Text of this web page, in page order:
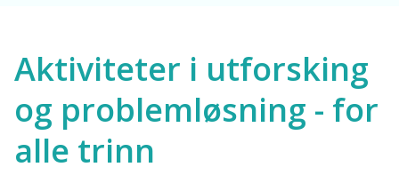
Ressurser for alle
Aktiviteter i utforsking
og problemløsning - for
alle trinn